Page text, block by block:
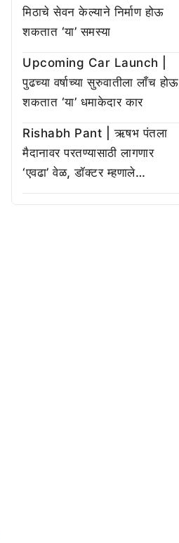
मिठाचे सेवन केल्याने निर्माण होऊ
शकतात ‘या’ समस्या
Upcoming Car Launch |
पुढच्या वर्षाच्या सुरुवातीला लाँच होऊ
शकतात ‘या’ धमाकेदार कार
Rishabh Pant | ऋषभ पंतला
मैदानावर परतण्यासाठी लागणार
‘एवढा’ वेळ, डॉक्टर म्हणाले…